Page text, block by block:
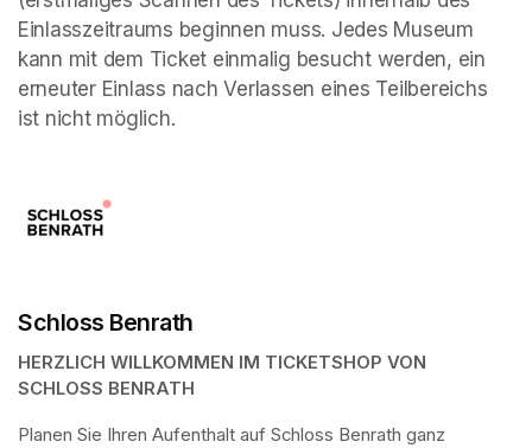
Einlasszeitraums beginnen muss. Jedes Museum
kann mit dem Ticket einmalig besucht werden, ein
erneuter Einlass nach Verlassen eines Teilbereichs
ist nicht möglich.
Schloss Benrath
HERZLICH WILLKOMMEN IM TICKETSHOP VON
SCHLOSS BENRATH
Planen Sie Ihren Aufenthalt auf Schloss Benrath ganz